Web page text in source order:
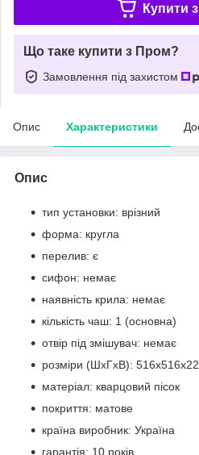
Купити з
Що таке купити з Пром?
Замовлення під захистом
Опис Характеристики
Опис
тип установки: врізний
форма: кругла
перелив: є
сифон: немає
наявність крила: немає
кількість чаш: 1 (основна)
отвір під змішувач: немає
розміри (ШхГхВ):
матеріал: кварцовий пісок
покриття: матове
країна виробник: Україна
гарантія: 10 років